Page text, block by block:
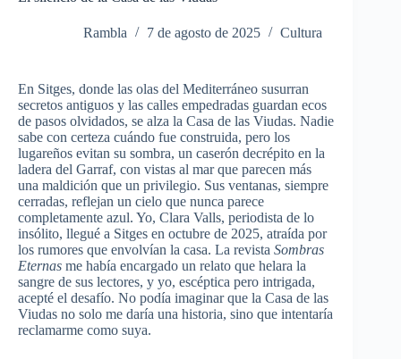
Rambla 7 de agosto de 2025 Cultura
En Sitges, donde las olas del Mediterráneo susurran
secretos antiguos y las calles empedradas guardan ecos
de pasos olvidados, se alza la Casa de las Viudas. Nadie
sabe con certeza cuándo fue construida, pero los
lugareños evitan su sombra, un caserón decrépito en la
ladera del Garraf, con vistas al mar que parecen más
una maldición que un privilegio. Sus ventanas, siempre
cerradas, reflejan un cielo que nunca parece
completamente azul. Yo, Clara Valls, periodista de lo
insólito, llegué a Sitges en octubre de 2025, atraída por
los rumores que envolvían la casa. La revista Sombras
Eternas me había encargado un relato que helara la
sangre de sus lectores, y yo, escéptica pero intrigada,
acepté el desafío. No podía imaginar que la Casa de las
Viudas no solo me daría una historia, sino que intentaría
reclamarme como suya.